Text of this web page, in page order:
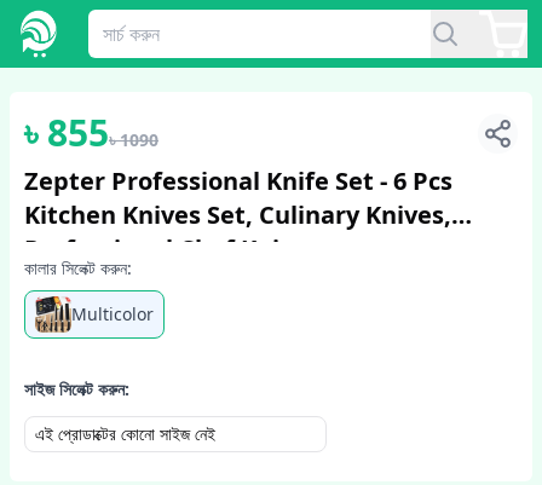
1/6
৳855৳1090
Zepter Professional Knife Set - 6 Pcs
Kitchen Knives Set, Culinary Knives,
Professional Chef Knives,
কালার সিলেক্ট করুন:
Multicolor
সাইজ সিলেক্ট করুন:
এই প্রোডাক্টের কোনো সাইজ নেই